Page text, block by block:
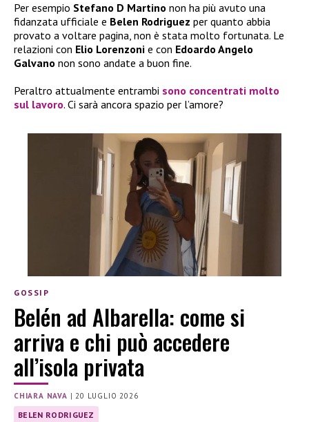
Per esempio Stefano D Martino non ha più avuto una
fidanzata ufficiale e Belen Rodriguez per quanto abbia
provato a voltare pagina, non è stata molto fortunata. Le
relazioni con Elio Lorenzoni e con Edoardo Angelo
Galvano non sono andate a buon fine.
Peraltro attualmente entrambi sono concentrati molto
sul lavoro. Ci sarà ancora spazio per l’amore?
GOSSIP
Belén ad Albarella: come si
arriva e chi può accedere
all’isola privata
CHIARA NAVA | 20 LUGLIO 2026
BELEN RODRIGUEZ